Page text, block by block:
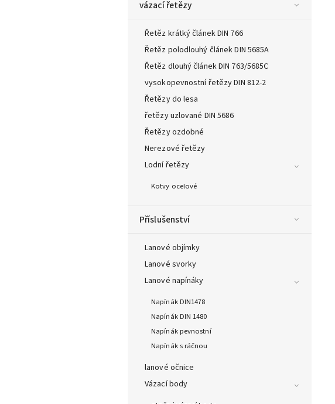
vázací řetězy
Řetěz krátký článek DIN 766
Řetěz polodlouhý článek DIN 5685A
Řetěz dlouhý článek DIN 763/5685C
vysokopevnostní řetězy DIN 812-2
Řetězy do lesa
řetězy uzlované DIN 5686
Řetězy ozdobné
Nerezové řetězy
Lodní řetězy
Kotvy ocelové
Příslušenství
Lanové objímky
Lanové svorky
Lanové napínáky
Napínák DIN1478
Napínák DIN 1480
Napínák pevnostní
Napínák s ráčnou
lanové očnice
Vázací body